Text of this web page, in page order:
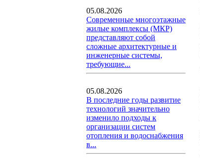
05.08.2026
Современные многоэтажные
жилые комплексы (МКР)
представляют собой
сложные архитектурные и
инженерные системы,
требующие...
05.08.2026
В последние годы развитие
технологий значительно
изменило подходы к
организации систем
отопления и водоснабжения
в...